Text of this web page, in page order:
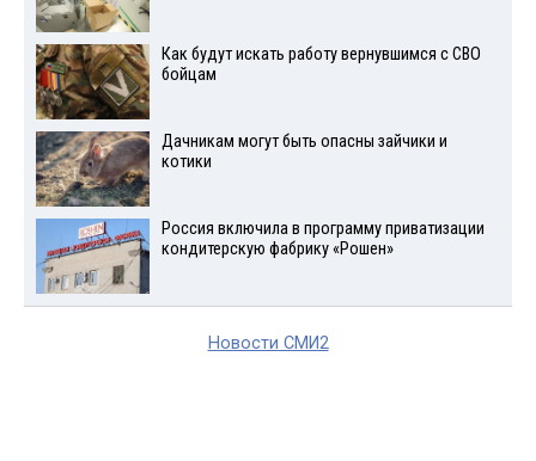
Как будут искать работу вернувшимся с СВО
бойцам
Дачникам могут быть опасны зайчики и
котики
Россия включила в программу приватизации
кондитерскую фабрику «Рошен»
Новости СМИ2